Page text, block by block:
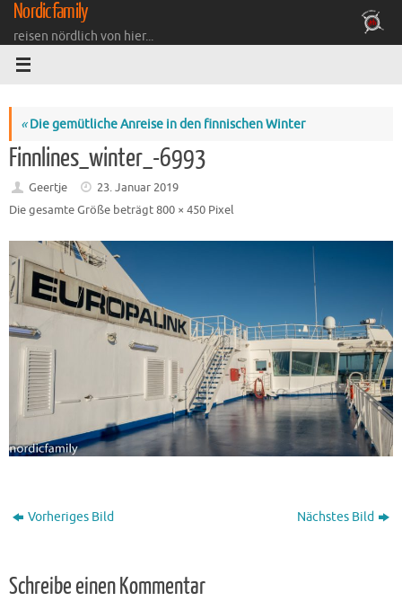
Zum
Inhalt
springen
Nordicfamily
reisen nördlich von hier...
«Die gemütliche Anreise in den finnischen Winter
Finnlines_winter_-6993
Geertje
23. Januar 2019
Die gesamte Größe beträgt800 × 450 Pixel
Vorheriges Bild Nächstes Bild
Schreibe einen Kommentar